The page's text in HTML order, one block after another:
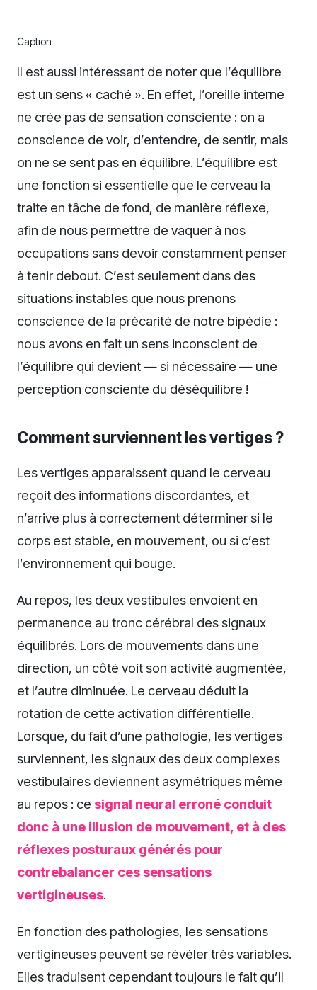
Caption
Il est aussi intéressant de noter que l’équilibre
est un sens « caché ». En effet, l’oreille interne
ne crée pas de sensation consciente : on a
conscience de voir, d’entendre, de sentir, mais
on ne se sent pas en équilibre. L’équilibre est
une fonction si essentielle que le cerveau la
traite en tâche de fond, de manière réflexe,
afin de nous permettre de vaquer à nos
occupations sans devoir constamment penser
à tenir debout. C’est seulement dans des
situations instables que nous prenons
conscience de la précarité de notre bipédie :
nous avons en fait un sens inconscient de
l’équilibre qui devient — si nécessaire — une
perception consciente du déséquilibre !
Comment surviennent les vertiges ?
Les vertiges apparaissent quand le cerveau
reçoit des informations discordantes, et
n’arrive plus à correctement déterminer si le
corps est stable, en mouvement, ou si c’est
l’environnement qui bouge.
Au repos, les deux vestibules envoient en
permanence au tronc cérébral des signaux
équilibrés. Lors de mouvements dans une
direction, un côté voit son activité augmentée,
et l’autre diminuée. Le cerveau déduit la
rotation de cette activation différentielle.
Lorsque, du fait d’une pathologie, les vertiges
surviennent, les signaux des deux complexes
vestibulaires deviennent asymétriques même
au repos : ce signal neural erroné conduit
donc à une illusion de mouvement, et à des
réflexes posturaux générés pour
contrebalancer ces sensations
vertigineuses.
En fonction des pathologies, les sensations
vertigineuses peuvent se révéler très variables.
Elles traduisent cependant toujours le fait qu’il